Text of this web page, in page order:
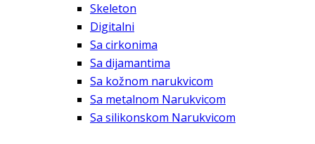
Skeleton
Digitalni
Sa cirkonima
Sa dijamantima
Sa kožnom narukvicom
Sa metalnom Narukvicom
Sa silikonskom Narukvicom